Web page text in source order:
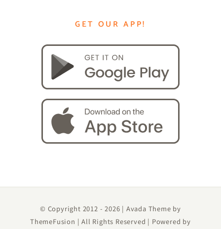
GET OUR APP!
© Copyright 2012 -2026 | Avada Theme by
ThemeFusion | All Rights Reserved | Powered by